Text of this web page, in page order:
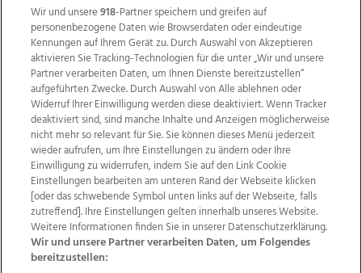
Wir über uns Mediadaten Kontakt
Jobs
Datenschutz
Impressum
AGB Anzeigekunden
AGB Website
Ehrenkodex Politische Werbung
Wir und unsere918-Partner speichern und greifen auf
personenbezogene Daten wie Browserdaten oder eindeutige
Kennungen auf Ihrem Gerät zu. Durch Auswahl von Akzeptieren
aktivieren Sie Tracking-Technologien für die unter „Wir und unsere
Partner verarbeiten Daten, um Ihnen Dienste bereitzustellen“
aufgeführten Zwecke. Durch Auswahl von Alle ablehnen oder
Widerruf Ihrer Einwilligung werden diese deaktiviert. Wenn Tracker
deaktiviert sind, sind manche Inhalte und Anzeigen möglicherweise
nicht mehr so relevant für Sie. Sie können dieses Menü jederzeit
wieder aufrufen, um Ihre Einstellungen zu ändern oder Ihre
Einwilligung zu widerrufen, indem Sie auf den Link Cookie
Einstellungen bearbeiten am unteren Rand der Webseite klicken
[oder das schwebende Symbol unten links auf der Webseite, falls
zutreffend]. Ihre Einstellungen gelten innerhalb unseres Website.
Weitere Informationen finden Sie in unserer Datenschutzerklärung.
Wir und unsere Partner verarbeiten Daten, um Folgendes
bereitzustellen: